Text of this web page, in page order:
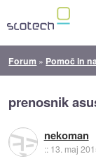
Forum » Pomoč in
prenosnik
nekoman
:: 13. maj